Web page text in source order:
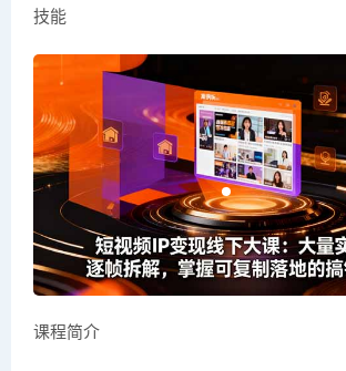
技能
课程简介